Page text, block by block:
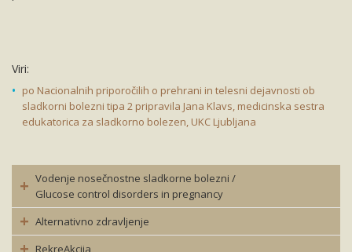
Viri:
po Nacionalnih priporočilih o prehrani in telesni dejavnosti ob
sladkorni bolezni tipa 2 pripravila Jana Klavs, medicinska sestra
edukatorica za sladkorno bolezen, UKC Ljubljana
Vodenje nosečnostne sladkorne bolezni /
Glucose control disorders in pregnancy
Alternativno zdravljenje
RekreAkcija